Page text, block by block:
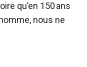
qu’en 150 ans
nous ne